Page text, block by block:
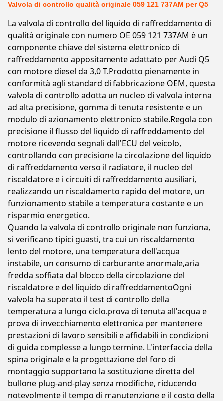
Valvola di controllo qualità originale 059 121 737AM per Q5
La valvola di controllo del liquido di raffreddamento di
qualità originale con numero OE 059 121 737AM è un
componente chiave del sistema elettronico di
raffreddamento appositamente adattato per Audi Q5
con motore diesel da 3,0 T.Prodotto pienamente in
conformità agli standard di fabbricazione OEM, questa
valvola di controllo adotta un nucleo di valvola interna
ad alta precisione, gomma di tenuta resistente e un
modulo di azionamento elettronico stabile.Regola con
precisione il flusso del liquido di raffreddamento del
motore ricevendo segnali dall'ECU del veicolo,
controllando con precisione la circolazione del liquido
di raffreddamento verso il radiatore, il nucleo del
riscaldatore e i circuiti di raffreddamento ausiliari,
realizzando un riscaldamento rapido del motore, un
funzionamento stabile a temperatura costante e un
risparmio energetico.
Quando la valvola di controllo originale non funziona,
si verificano tipici guasti, tra cui un riscaldamento
lento del motore, una temperatura dell'acqua
instabile, un consumo di carburante anormale,aria
fredda soffiata dal blocco della circolazione del
riscaldatore e del liquido di raffreddamentoOgni
valvola ha superato il test di controllo della
temperatura a lungo ciclo.prova di tenuta all'acqua e
prova di invecchiamento elettronica per mantenere
prestazioni di lavoro sensibili e affidabili in condizioni
di guida complesse a lungo termine. L'interfaccia della
spina originale e la progettazione del foro di
montaggio supportano la sostituzione diretta del
bullone plug-and-play senza modifiche, riducendo
notevolmente il tempo di manutenzione e il costo della